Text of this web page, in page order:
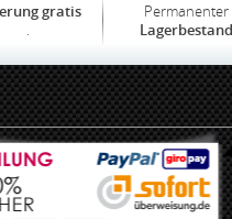
gratis
.
Permanenter
Lagerbestand